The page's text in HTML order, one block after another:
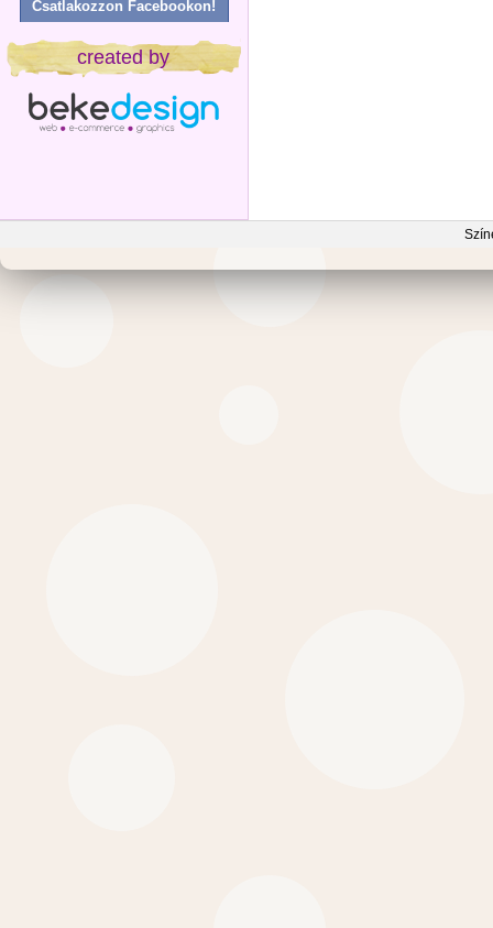
Csatlakozzon Facebookon!
created by